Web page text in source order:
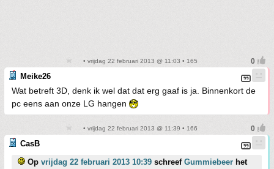
• vrijdag 22 februari 2013 @ 11:03 • 165
Meike26
Wat betreft 3D, denk ik wel dat dat erg gaaf is ja. Binnenkort de
pc eens aan onze LG hangen
• vrijdag 22 februari 2013 @ 11:39 • 166
CasB
Op vrijdag 22 februari 2013 10:39 schreef Gummiebeer het